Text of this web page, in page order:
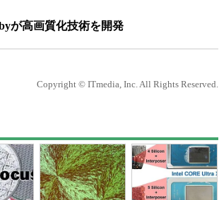
が高画質化技術を開発
Copyright © ITmedia, Inc. All Rights Reserved.